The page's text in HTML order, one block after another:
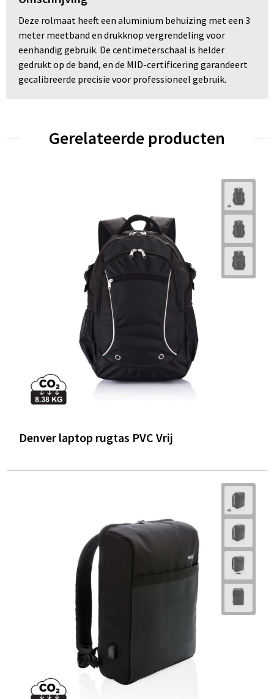
Deze rolmaat heeft een aluminium behuizing met een 3
meter meetband en drukknop vergrendeling voor
eenhandig gebruik. De centimeterschaal is helder
gedrukt op de band, en de MID-certificering garandeert
gecalibreerde precisie voor professioneel gebruik.
Gerelateerde producten
Denver laptop rugtas PVC Vrij